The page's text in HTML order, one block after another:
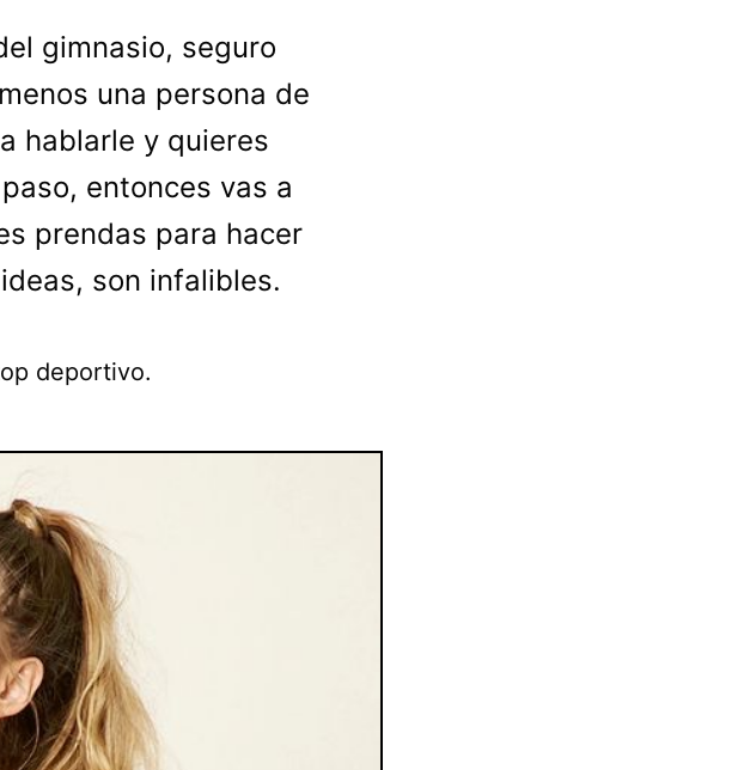
gimnasio, seguro
una persona de
hablarle y quieres
entonces vas a
prendas para hacer
son infalibles.
deportivo.